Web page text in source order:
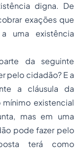
digna. De
exações que
uma existência
da seguinte
pelo cidadão? E a
a cláusula da
mínimo existencial
mas em uma
pode fazer pelo
terá como